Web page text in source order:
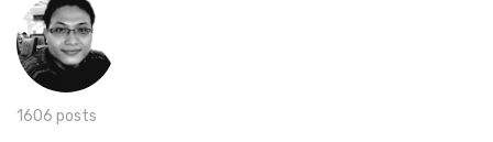
1606 posts